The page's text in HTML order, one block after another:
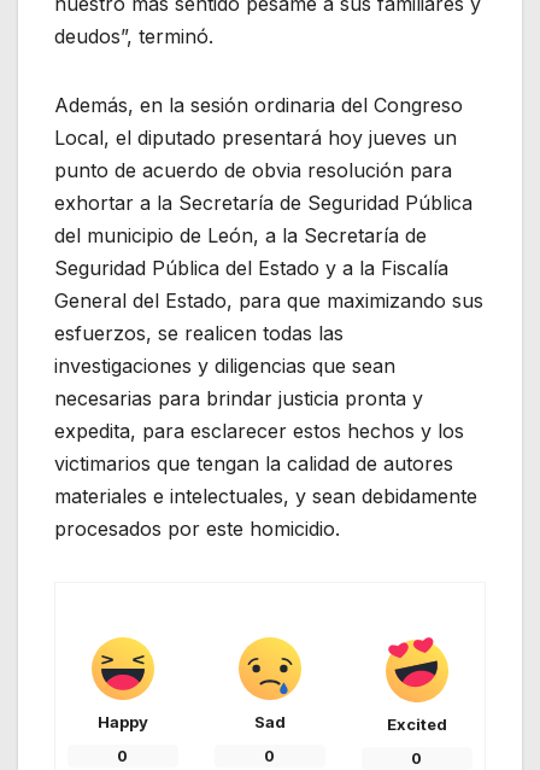
deudos”, terminó.
Además, en la sesión ordinaria del Congreso
Local, el diputado presentará hoy jueves un
punto de acuerdo de obvia resolución para
exhortar a la Secretaría de Seguridad Pública
del municipio de León, a la Secretaría de
Seguridad Pública del Estado y a la Fiscalía
General del Estado, para que maximizando sus
esfuerzos, se realicen todas las
investigaciones y diligencias que sean
necesarias para brindar justicia pronta y
expedita, para esclarecer estos hechos y los
victimarios que tengan la calidad de autores
materiales e intelectuales, y sean debidamente
procesados por este homicidio.
Happy
0
Sad
0
Excited
0